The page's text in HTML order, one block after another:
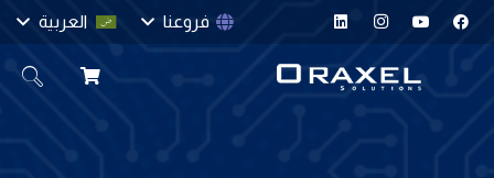
فروعنا العربية